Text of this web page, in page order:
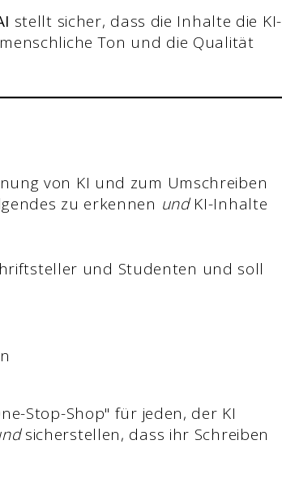
stellt sicher, dass die Inhalte die KI-
Ton und die Qualität
von KI und zum Umschreiben
zu erkennen undKI-Inhalte
und Studenten und soll
Stop-Shop" für jeden, der KI
sicherstellen, dass ihr Schreiben